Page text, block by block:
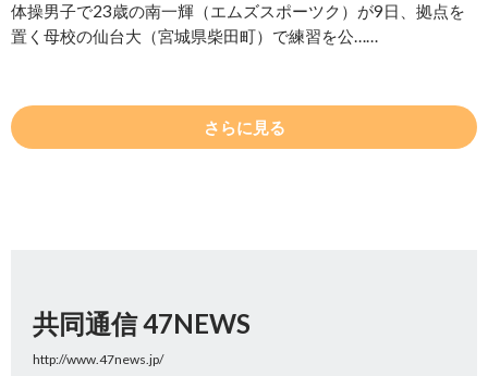
体操男子で23歳の南一輝（エムズスポーツク）が9日、拠点を
置く母校の仙台大（宮城県柴田町）で練習を公……
さらに見る
共同通信 47NEWS
http://www.47news.jp/